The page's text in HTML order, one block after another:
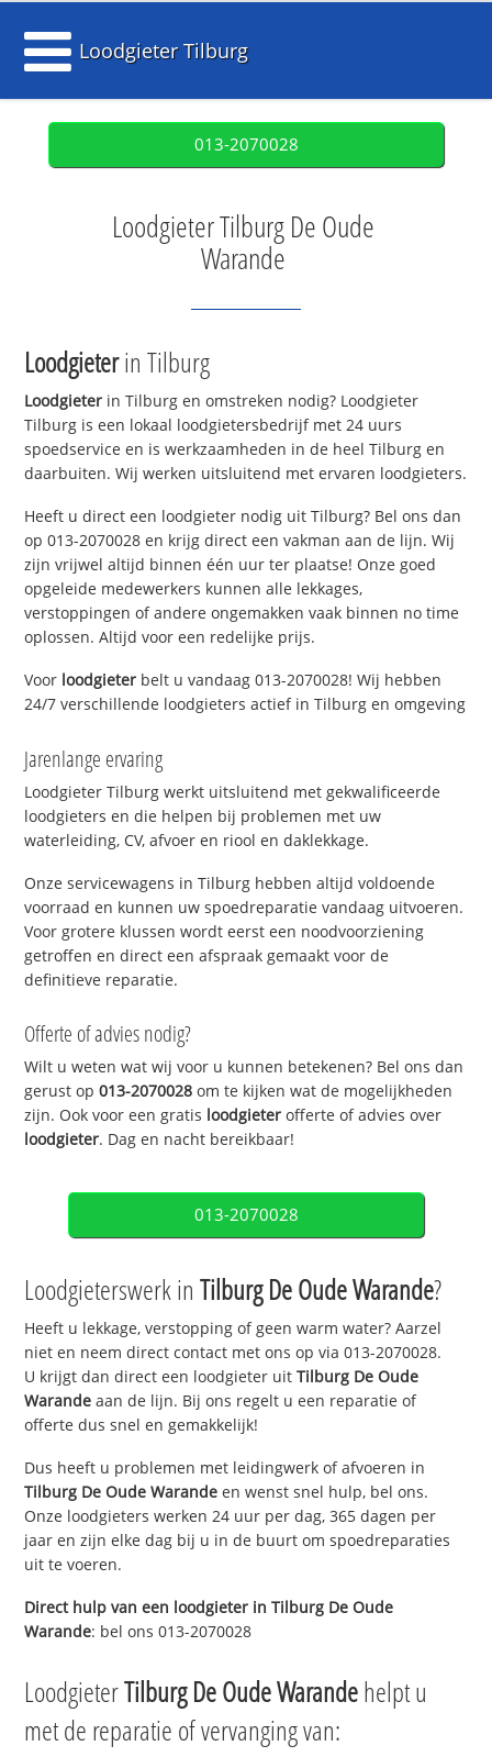
Loodgieter Tilburg
013-2070028
Loodgieter Tilburg De Oude
Warande
Loodgieterin Tilburg
Loodgieter in Tilburg en omstreken nodig? Loodgieter
Tilburg is een lokaal loodgietersbedrijf met 24 uurs
spoedservice en is werkzaamheden in de heel Tilburg en
daarbuiten. Wij werken uitsluitend met ervaren loodgieters.
Heeft u direct een loodgieter nodig uit Tilburg? Bel ons dan
op 013-2070028 en krijg direct een vakman aan de lijn. Wij
zijn vrijwel altijd binnen één uur ter plaatse! Onze goed
opgeleide medewerkers kunnen alle lekkages,
verstoppingen of andere ongemakken vaak binnen no time
oplossen. Altijd voor een redelijke prijs.
Voor loodgieter belt u vandaag 013-2070028! Wij hebben
24/7 verschillende loodgieters actief in Tilburg en omgeving
Jarenlange ervaring
Loodgieter Tilburg werkt uitsluitend met gekwalificeerde
loodgieters en die helpen bij problemen met uw
waterleiding, CV, afvoer en riool en daklekkage.
Onze servicewagens in Tilburg hebben altijd voldoende
voorraad en kunnen uw spoedreparatie vandaag uitvoeren.
Voor grotere klussen wordt eerst een noodvoorziening
getroffen en direct een afspraak gemaakt voor de
definitieve reparatie.
Offerte of advies nodig?
Wilt u weten wat wij voor u kunnen betekenen? Bel ons dan
gerust op013-2070028 om te kijken wat de mogelijkheden
zijn. Ook voor een gratis loodgieter offerte of advies over
loodgieter. Dag en nacht bereikbaar!
013-2070028
Loodgieterswerk inTilburg De Oude Warande?
Heeft u lekkage, verstopping of geen warm water? Aarzel
niet en neem direct contact met ons op via 013-2070028.
U krijgt dan direct een loodgieter uitTilburg De Oude
Warande aan de lijn. Bij ons regelt u een reparatie of
offerte dus snel en gemakkelijk!
Dus heeft u problemen met leidingwerk of afvoeren in
Tilburg De Oude Warande en wenst snel hulp, bel ons.
Onze loodgieters werken 24 uur per dag, 365 dagen per
jaar en zijn elke dag bij u in de buurt om spoedreparaties
uit te voeren.
Direct hulp van een loodgieter inTilburg De Oude
Warande: bel ons 013-2070028
LoodgieterTilburg De Oude Warandehelpt u
met de reparatie of vervanging van: